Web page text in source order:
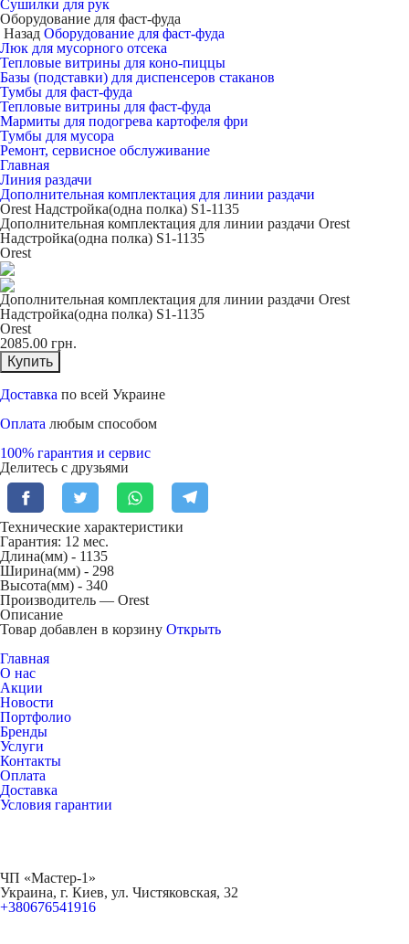
Сушилки для рук
Оборудование для фаст-фуда
Назад Оборудование для фаст-фуда
Люк для мусорного отсека
Тепловые витрины для коно-пиццы
Базы (подставки) для диспенсеров стаканов
Тумбы для фаст-фуда
Тепловые витрины для фаст-фуда
Мармиты для подогрева картофеля фри
Тумбы для мусора
Ремонт, сервисное обслуживание
Главная
Линия раздачи
Дополнительная комплектация для линии раздачи
Orest Надстройка(одна полка) S1-1135
Дополнительная комплектация для линии раздачи Orest
Надстройка(одна полка) S1-1135
Orest
Дополнительная комплектация для линии раздачи Orest
Надстройка(одна полка) S1-1135
Orest
2085.00 грн.
Купить
Доставка по всей Украине
Оплата любым способом
100% гарантия и сервис
Делитесь с друзьями
Технические характеристики
Гарантия: 12 мес.
Длина(мм) - 1135
Ширина(мм) - 298
Высота(мм) - 340
Производитель — Orest
Описание
Товар добавлен в корзину Открыть
Главная
О нас
Акции
Новости
Портфолио
Бренды
Услуги
Контакты
Оплата
Доставка
Условия гарантии
ЧП «Мастер-1»
Украина, г. Киев, ул. Чистяковская, 32
+380676541916